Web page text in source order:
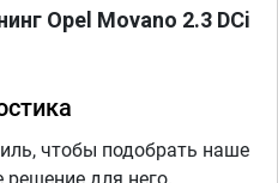
Opel Movano 2.3 DCi
чтобы подобрать наше